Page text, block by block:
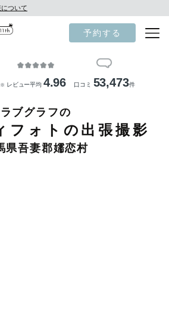
について
予約する
※ レビュー平均 4.96 口コミ 53,473件
ラブグラフの
フォトの出張撮影
県吾妻郡嬬恋村